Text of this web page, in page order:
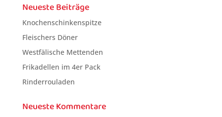
Neueste Beiträge
Knochenschinkenspitze
Fleischers Döner
Westfälische Mettenden
Frikadellen im 4er Pack
Rinderrouladen
Neueste Kommentare